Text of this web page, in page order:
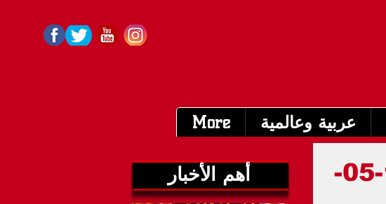
عربية وعالمية More
أهم الأخبار
بث مباشر مباراة إشبيلية و ريال مدريد 17-05-